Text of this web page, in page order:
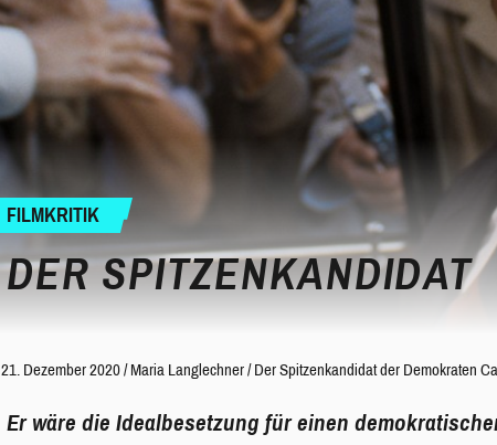
FILMKRITIK
DER SPITZENKANDIDAT
21. Dezember 2020/Maria Langlechner/Der Spitzenkandidat der Demokraten
Er wäre die Idealbesetzung für einen